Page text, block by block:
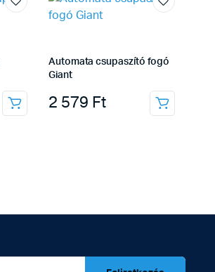
Automata csupaszító fogó
Giant
2 579 Ft